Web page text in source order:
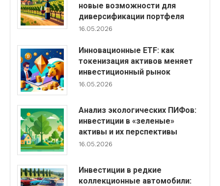
новые возможности для
диверсификации портфеля
16.05.2026
Инновационные ETF: как
токенизация активов меняет
инвестиционный рынок
16.05.2026
Анализ экологических ПИФов:
инвестиции в «зеленые»
активы и их перспективы
16.05.2026
Инвестиции в редкие
коллекционные автомобили: